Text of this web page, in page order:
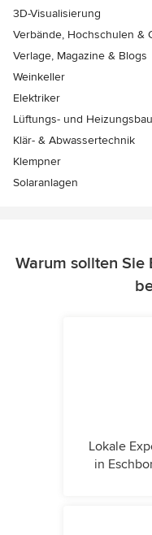
3D-Visualisierung
Verbände, Hochschulen &
Verlage, Magazine & Blogs
Weinkeller
Elektriker
Lüftungs- und
Klär- & Abwassertechnik
Klempner
Solaranlagen
Warum sollten Sie
Lokale
in